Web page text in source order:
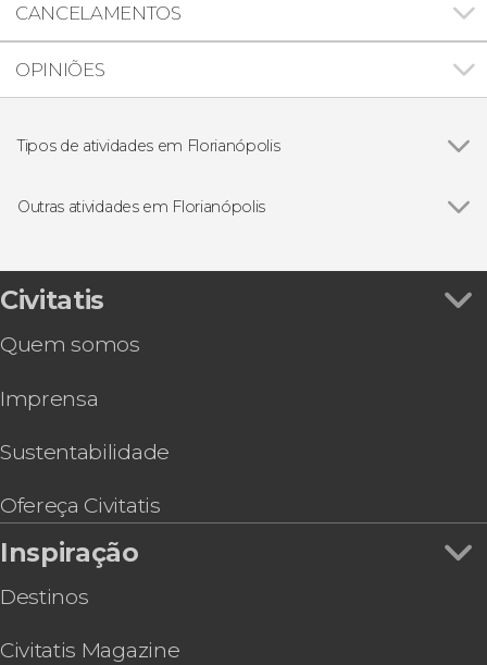
CANCELAMENTOS
OPINIÕES
Tipos de atividades em Florianópolis
Excursões de um dia
Outras atividades em Florianópolis
da Conceição
Passeio de barco pirata por Florianópolis
Free tour por Florianópolis
Passeio a cavalo pela Barra da Lagoa
Aula de surfe em Florianópolis
Tour de caiaque pela Barra da Lagoa e Lagoa da
Conceição
Civitatis
Quem somos
Imprensa
Sustentabilidade
Ofereça Civitatis
Inspiração
Destinos
Civitatis Magazine